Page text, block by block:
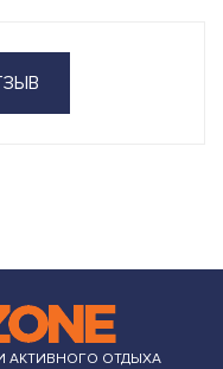
АКТИВНОГО ОТДЫХА